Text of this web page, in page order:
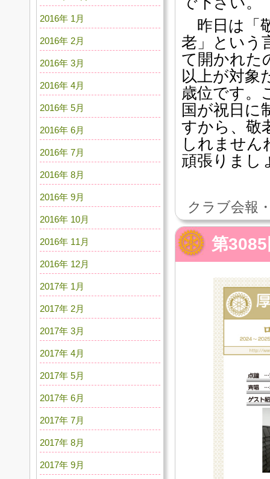
昨日は「
老」という
て開かれた
以上が対象
歳位です。
国が祝日に
すから、敬
しれません
頑張りまし
クラブ会報
第
2016年 1月
2016年 2月
2016年 3月
2016年 4月
2016年 5月
2016年 6月
2016年 7月
2016年 8月
2016年 9月
2016年 10月
2016年 11月
2016年 12月
2017年 1月
2017年 2月
2017年 3月
2017年 4月
2017年 5月
2017年 6月
2017年 7月
2017年 8月
2017年 9月